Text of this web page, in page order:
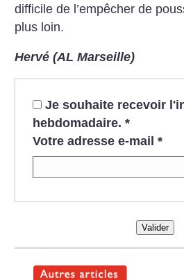
difficile de l’empêcher de
plus loin.
Hervé (AL Marseille)
Je souhaite recevoir
hebdomadaire. *
Votre adresse e-mail *
Valider